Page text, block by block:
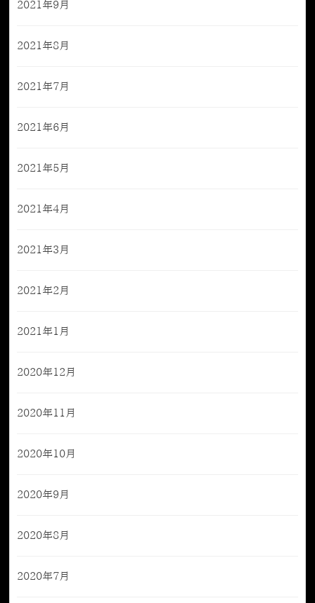
2021年9月
2021年8月
2021年7月
2021年6月
2021年5月
2021年4月
2021年3月
2021年2月
2021年1月
2020年12月
2020年11月
2020年10月
2020年9月
2020年8月
2020年7月